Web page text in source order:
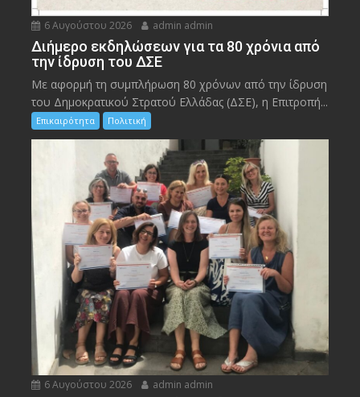
6 Αυγούστου 2026 admin admin
Διήμερο εκδηλώσεων για τα 80 χρόνια από
την ίδρυση του ΔΣΕ
Με αφορμή τη συμπλήρωση 80 χρόνων από την ίδρυση
του Δημοκρατικού Στρατού Ελλάδας (ΔΣΕ), η Επιτροπή...
Επικαιρότητα Πολιτική
6 Αυγούστου 2026 admin admin